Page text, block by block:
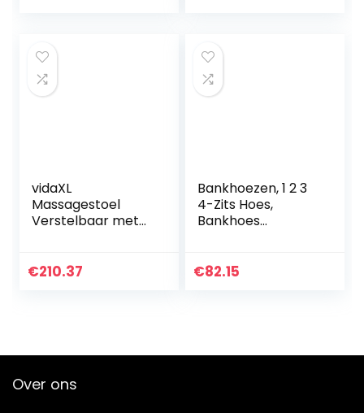
Fauteuil…
vidaXL
Massagestoel
Verstelbaar met
Stoel Zitstoel Zetel
€210.37
Bankhoezen, 1 2 3
4-Zits Hoes,
Bankhoes
Stretchstof voor
€82.15
Over ons